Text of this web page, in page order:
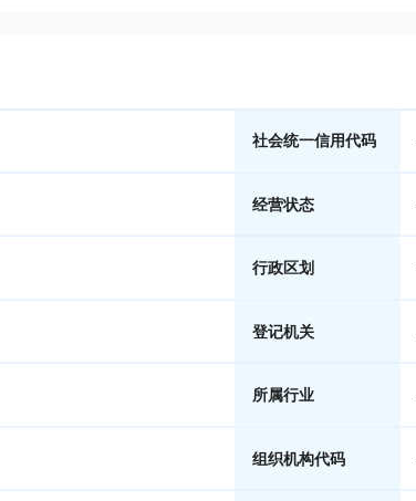
社会统一信用代码
经营状态
行政区划
登记机关
所属行业
组织机构代码